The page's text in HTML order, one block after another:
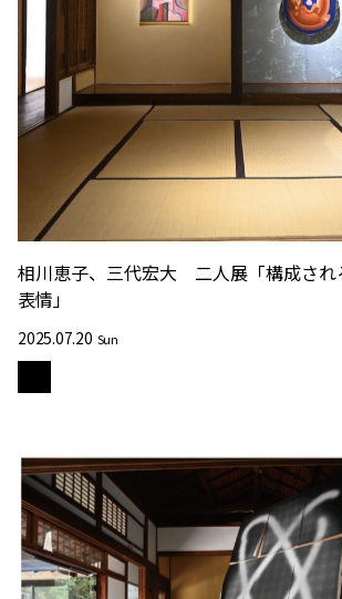
相川恵子、三代宏大 二人展「構成され
表情」
2025.07.20 Sun